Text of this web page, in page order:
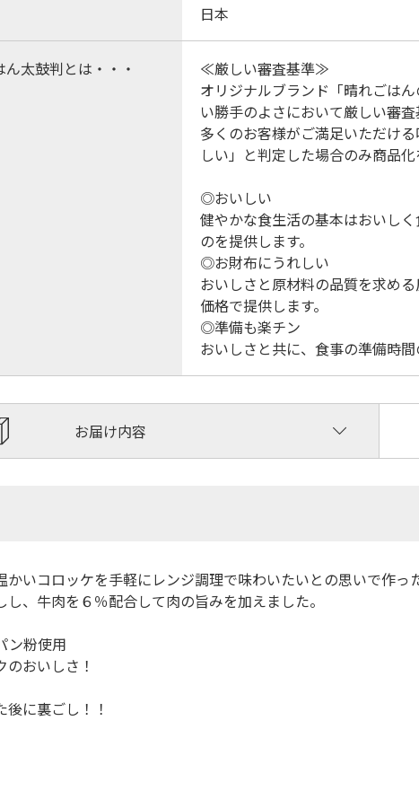
日本
ん太鼓判とは・・・
≪厳しい審査基準≫
オリジナルブランド「晴れごは
い勝手のよさにおいて厳しい審
多くのお客様がご満足いただけ
しい」と判定した場合のみ商品化
◎おいしい
健やかな食生活の基本はおいし
のを提供します。
◎お財布にうれしい
おいしさと原材料の品質を求め
価格で提供します。
◎準備も楽チン
おいしさと共に、食事の準備時
お届け内容
かいコロッケを手軽にレンジ調理で味わいたいとの思いで作
し、牛肉を６％配合して肉の旨みを加えました。
ン粉使用
おいしさ！
に裏ごし！！